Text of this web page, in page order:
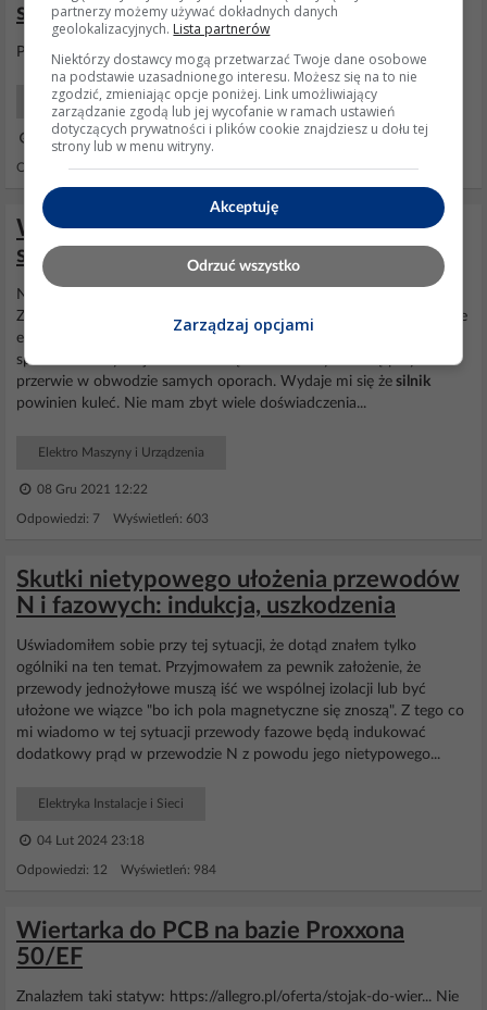
suwnicach?? Sterowane opornikami.
Poczytaj o silnikach pierścieniowych.
Elektro Maszyny i Urządzenia
12 Cze 2014 21:34
Odpowiedzi: 2 Wyświetleń: 1272
Wypalanie pierścienia przez szczotkę w
silnikach Zremb - możliwa wina opornicy?
Nastawniki sprawdzony styki prądowe na stojąc sprawne.
Zmierzone napięcie na samym przyłączu silnika
dochodzą wszystkie
e fazy 400v. Styki nastawnika od strony skracanych opór również
sprawdzone. Tylko jak
przerwie w obwodzie samych oporach. Wydaje mi się że silnik
powinien kuleć. Nie mam zbyt wiele doświadczenia...
Elektro Maszyny i Urządzenia
08 Gru 2021 12:22
Odpowiedzi: 7 Wyświetleń: 603
Skutki nietypowego ułożenia przewodów
N i fazowych: indukcja, uszkodzenia
Uświadomiłem sobie przy tej sytuacji, że dotąd znałem tylko
ogólniki na ten temat. Przyjmowałem za pewnik założenie, że
przewody jednożyłowe muszą iść we wspólnej izolacji lub być
ułożone we wiązce "bo ich pola magnetyczne się znoszą". Z tego co
mi wiadomo w tej sytuacji przewody fazowe będą indukować
dodatkowy prąd w przewodzie N z powodu jego nietypowego...
Elektryka Instalacje i Sieci
04 Lut 2024 23:18
Odpowiedzi: 12 Wyświetleń: 984
Wiertarka do PCB na bazie Proxxona
50/EF
Znalazłem taki statyw: https://allegro.pl/oferta/stojak-do-wier... Nie
partnerzy możemy używać dokładnych danych
geolokalizacyjnych. Lista partnerów
Niektórzy dostawcy mogą przetwarzać Twoje dane osobowe
na podstawie uzasadnionego interesu. Możesz się na to nie
zgodzić, zmieniając opcje poniżej. Link umożliwiający
zarządzanie zgodą lub jej wycofanie w ramach ustawień
dotyczących prywatności i plików cookie znajdziesz u dołu tej
strony lub w menu witryny.
Akceptuję
Odrzuć wszystko
Zarządzaj opcjami